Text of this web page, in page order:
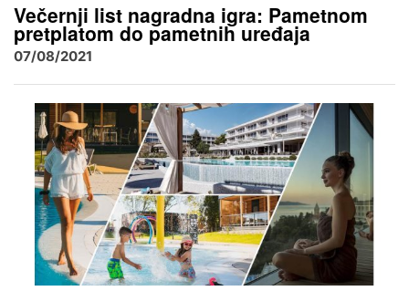
Večernji list nagradna igra: Pametnom
pretplatom do pametnih uređaja
07/08/2021